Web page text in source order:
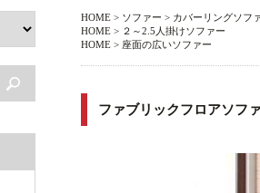
HOME > ソファー > カバーリングソフ
HOME > ２～2.5人掛けソファー
HOME > 座面の広いソファー
ファブリックフロアソフ